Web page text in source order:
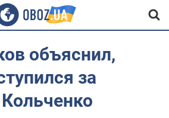
объяснил,
за